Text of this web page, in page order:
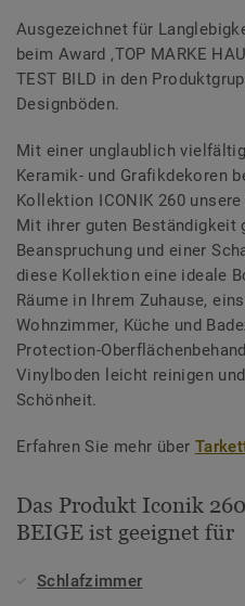
Ausgezeichnet für
beim Award ‚TOP MARKE
TEST BILD in den
Designböden.
Mit einer unglaublich
Keramik- und Grafikdekoren
Kollektion ICONIK 260
Mit ihrer guten Beständigkeit
Beanspruchung und einer
diese Kollektion eine ideale
Räume in Ihrem Zuhause,
Wohnzimmer, Küche und
Protection-
Vinylboden leicht reinigen
Schönheit.
Erfahren Sie mehr über
Das Produkt Iconik
BEIGE ist geeignet für
Schlafzimmer